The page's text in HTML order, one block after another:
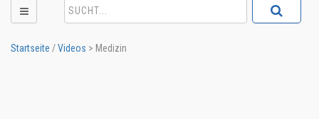
Startseite /Videos > Medizin